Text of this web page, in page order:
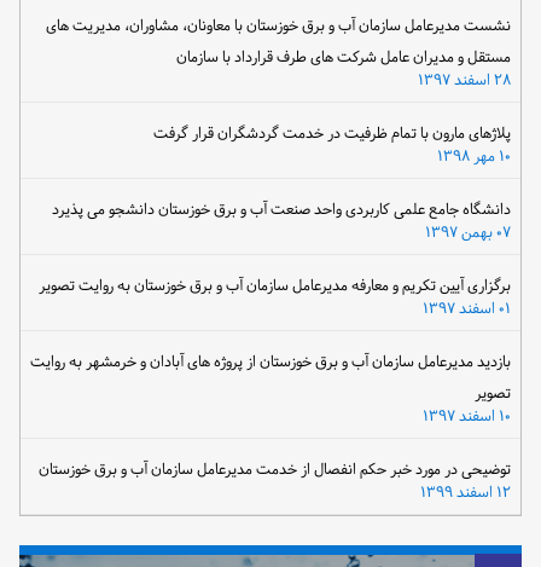
نشست مدیرعامل سازمان آب و برق خوزستان با معاونان، مشاوران، مدیریت های
مستقل و مدیران عامل شرکت های طرف قرارداد با سازمان
۲۸ اسفند ۱۳۹۷
پلاژهای مارون با تمام ظرفیت در خدمت گردشگران قرار گرفت
دانشگاه جامع علمی کاربردی واحد صنعت آب و برق خوزستان دانشجو می پذیرد
۰۷ بهمن ۱۳۹۷
برگزاری آیین تکریم و معارفه مدیرعامل سازمان آب و برق خوزستان به روایت تصویر
بازدید مدیرعامل سازمان آب و برق خوزستان از پروژه های آبادان و خرمشهر به روایت
تصویر
توضیحی در مورد خبر حکم انفصال از خدمت مدیرعامل سازمان آب و برق خوزستان
۱۲ اسفند ۱۳۹۹